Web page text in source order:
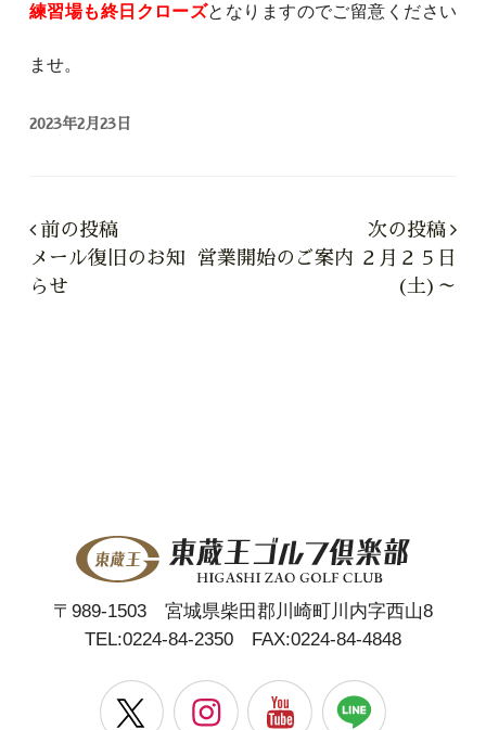
練習場も終日クローズとなりますのでご留意ください
ませ。
2023年2月23日
前の投稿
メール復旧のお知
らせ
次の投稿
営業開始のご案内 ２月２５日
(土)～
〒989-1503 宮城県柴田郡川崎町川内字西山8
TEL:0224-84-2350FAX:0224-84-4848